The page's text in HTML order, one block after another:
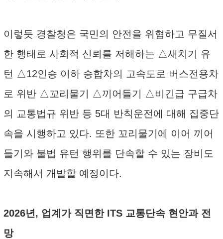
이렇듯 경찰청은 국민의 안전을 위협하고 무질서
한 행태로 사회적 신뢰를 저해하는 △새치기 유
턴 △12인승 이하 승합차의 고속도로 버스전용차
로 위반 △꼬리물기 △끼어들기 △비긴급 구급차
의 교통법규 위반 등 5대 반칙운전에 대해 집중단
속을 시행하고 있다. 또한 꼬리물기에 이어 끼어
들기와 불법 유턴 행위를 단속할 수 있는 장비도
지속해서 개발할 예정이다.
2026년, 업계가 직면한 ITS 교통단속 현안과 전
망